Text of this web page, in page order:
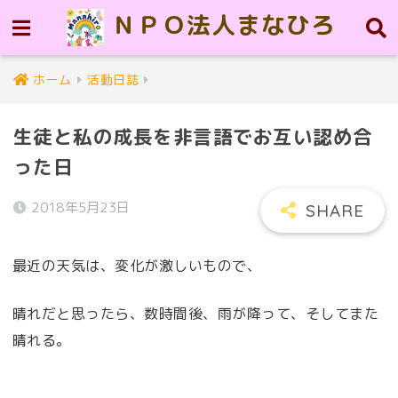
ＮＰＯ法人まなひろ
ホーム 活動日誌
生徒と私の成長を非言語でお互い認め合
った日
2018年5月23日
最近の天気は、変化が激しいもので、
晴れだと思ったら、数時間後、雨が降って、そしてまた
晴れる。